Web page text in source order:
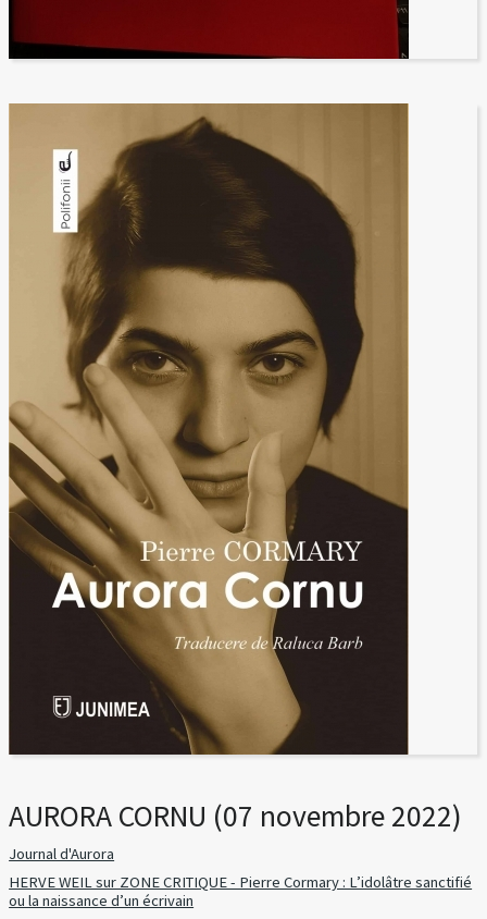
AURORA CORNU (07 novembre 2022)
Journal d'Aurora
HERVE WEIL sur ZONE CRITIQUE - Pierre Cormary : L’idolâtre sanctifié
ou la naissance d’un écrivain